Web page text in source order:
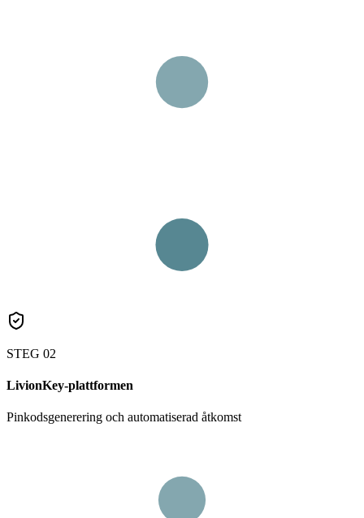
STEG 02
LivionKey-plattformen
Pinkodsgenerering och automatiserad åtkomst